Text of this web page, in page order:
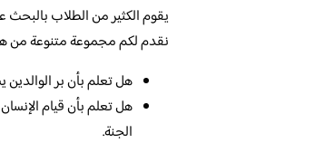
يقوم الكثير من الطلاب بالبحث
نقدم لكم مجموعة متنوعة من
هل تعلم بأن بر الوالدين
هل تعلم بأن قيام
الجنة.